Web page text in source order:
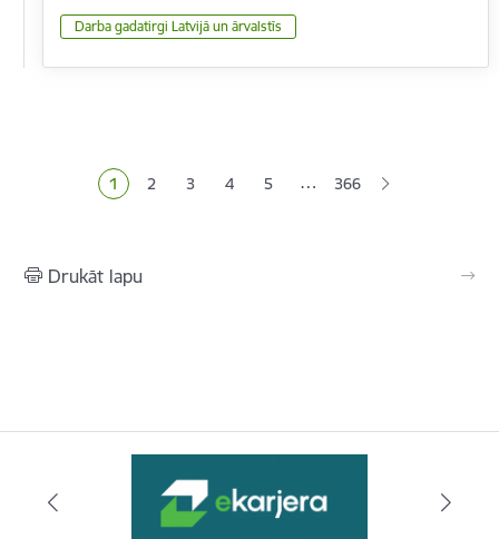
Darba gadatirgi Latvijā un ārvalstīs
Pašreizējā lapa
1 Lapa
2 Lapa
3 Lapa
4 Lapa
5 … 366
Drukāt lapu